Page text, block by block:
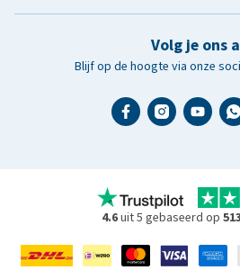
Volg je ons
Blijf op de hoogte via onze
4.6uit 5 gebaseerd op